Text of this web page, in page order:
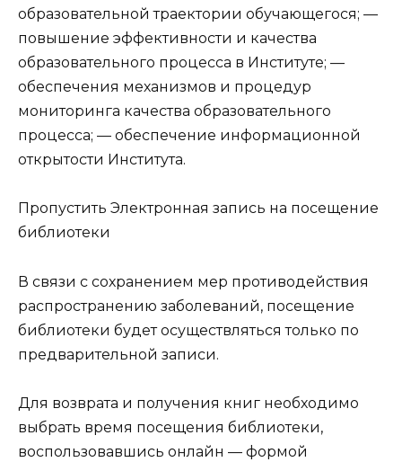
образовательной траектории обучающегося; —
повышение эффективности и качества
образовательного процесса в Институте; —
обеспечения механизмов и процедур
мониторинга качества образовательного
процесса; — обеспечение информационной
открытости Института.
Пропустить Электронная запись на посещение
библиотеки
В связи с сохранением мер противодействия
распространению заболеваний, посещение
библиотеки будет осуществляться только по
предварительной записи.
Для возврата и получения книг необходимо
выбрать время посещения библиотеки,
воспользовавшись онлайн — формой